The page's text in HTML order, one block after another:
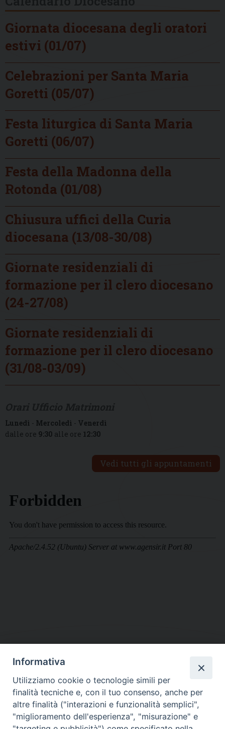
Giornata diocesana degli oratori
estivi (01/07)
Celebrazioni per Santa Maria
Goretti (05/07)
Festa liturgica di Santa Maria
Goretti (06/07)
Festa della Madonna della
Rotonda (01/08)
Chiusura uffici della Curia
diocesana (13/08-30/08)
Giornate residenziali di
formazione per il clero diocesano
(24-27/08)
Giornate residenziali di
formazione per il clero diocesano
(31/08-03/09)
Lunedì - Mercoledì - Venerdì
dalle ore 9:30 alle ore 12:30
Vedi tutti gli appuntamenti
DIOCESI SUBURBICARIA DI ALBANO
Contatti:Tel.: 06.93268401 - Fax.: 06.9323844
E-mail:curia@diocesidialbano.it
Orari: dal Lunedì al Venerdì Ore: 9:00 - 13:00
Informativa
Utilizziamo cookie o tecnologie simili per
finalità tecniche e, con il tuo consenso, anche per
altre finalità ("interazioni e funzionalità semplici",
"miglioramento dell'esperienza", "misurazione" e